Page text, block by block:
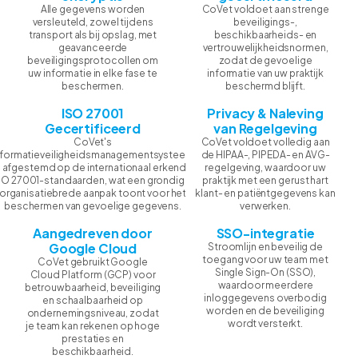
Alle gegevens worden
versleuteld, zowel tijdens
transport als bij opslag, met
geavanceerde
beveiligingsprotocollen om
uw informatie in elke fase te
beschermen.
CoVet voldoet aan strenge
beveiligings-,
beschikbaarheids- en
vertrouwelijkheidsnormen,
zodat de gevoelige
informatie van uw praktijk
beschermd blijft.
ISO 27001
Gecertificeerd
CoVet's
afgestemd op de internationaal erkende
27001-standaarden, wat een grondige,
aanpak toont voor het
beschermen van gevoelige gegevens.
Privacy & Naleving
van Regelgeving
CoVet voldoet volledig aan
de HIPAA-, PIPEDA- en AVG-
regelgeving, waardoor uw
praktijk met een gerust hart
klant- en patiëntgegevens kan
verwerken.
Aangedreven door
Google Cloud
CoVet gebruikt Google
Cloud Platform (GCP) voor
betrouwbaarheid, beveiliging
en schaalbaarheid op
ondernemingsniveau, zodat
je team kan rekenen op hoge
prestaties en
beschikbaarheid.
SSO-integratie
Stroomlijn en beveilig de
toegang voor uw team met
Single Sign-On (SSO),
waardoor meerdere
inloggegevens overbodig
worden en de beveiliging
wordt versterkt.